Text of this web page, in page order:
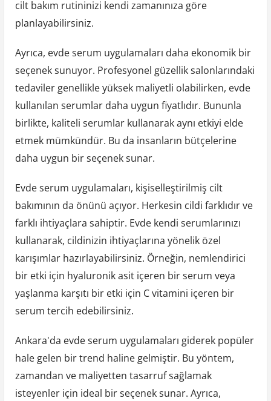
cilt bakım rutininizi kendi zamanınıza göre
planlayabilirsiniz.
Ayrıca, evde serum uygulamaları daha ekonomik bir
seçenek sunuyor. Profesyonel güzellik salonlarındaki
tedaviler genellikle yüksek maliyetli olabilirken, evde
kullanılan serumlar daha uygun fiyatlıdır. Bununla
birlikte, kaliteli serumlar kullanarak aynı etkiyi elde
etmek mümkündür. Bu da insanların bütçelerine
daha uygun bir seçenek sunar.
Evde serum uygulamaları, kişiselleştirilmiş cilt
bakımının da önünü açıyor. Herkesin cildi farklıdır ve
farklı ihtiyaçlara sahiptir. Evde kendi serumlarınızı
kullanarak, cildinizin ihtiyaçlarına yönelik özel
karışımlar hazırlayabilirsiniz. Örneğin, nemlendirici
bir etki için hyaluronik asit içeren bir serum veya
yaşlanma karşıtı bir etki için C vitamini içeren bir
serum tercih edebilirsiniz.
Ankara'da evde serum uygulamaları giderek popüler
hale gelen bir trend haline gelmiştir. Bu yöntem,
zamandan ve maliyetten tasarruf sağlamak
isteyenler için ideal bir seçenek sunar. Ayrıca,